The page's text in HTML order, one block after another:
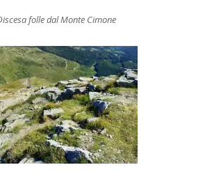
folle dal Monte Cimone